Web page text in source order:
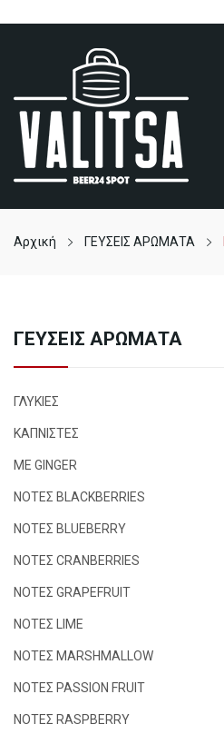
Αρχική ΓΕΥΣΕΙΣ ΑΡΩΜΑΤΑ
ΓΕΥΣΕΙΣ ΑΡΩΜΑΤΑ
ΓΛΥΚΙΕΣ
ΚΑΠΝΙΣΤΕΣ
ΜΕ GINGER
ΝΟΤΕΣ BLACKBERRIES
ΝΟΤΕΣ BLUEBERRY
ΝΟΤΕΣ CRANBERRIES
ΝΟΤΕΣ GRAPEFRUIT
ΝΟΤΕΣ LIME
ΝΟΤΕΣ MARSHMALLOW
ΝΟΤΕΣ PASSION FRUIT
ΝΟΤΕΣ RASPBERRY